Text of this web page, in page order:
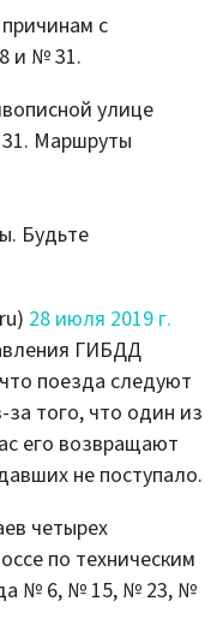
с
и № 31.
улице
Маршруты
Будьте
28 июля 2019 г.
ГИБДД
поезда следуют
того, что один из
его возвращают
не поступало.
четырех
по техническим
№ 6, № 15, № 23, №